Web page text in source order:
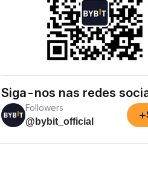
Siga-nos nas redes
Followers
@bybit_official
+